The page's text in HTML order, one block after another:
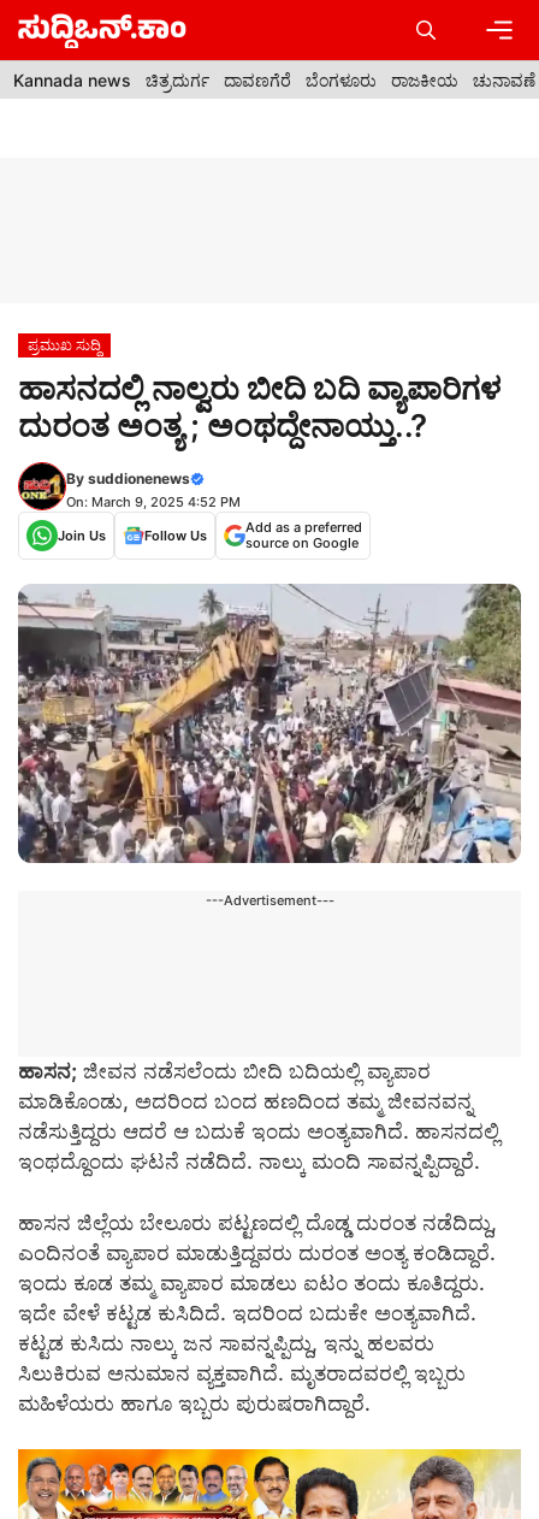
Skip
content
Kannada news ಚಿತ್ರದುರ್ಗ ದಾವಣಗೆರೆ ಬೆಂಗಳೂರು ರಾಜಕೀಯ ಚುನಾವಣೆ
ಪ್ರಮುಖ ಸುದ್ದಿ
ಹಾಸನದಲ್ಲಿ ನಾಲ್ವರು ಬೀದಿ ಬದಿ ವ್ಯಾಪಾರಿಗಳ
ದುರಂತ ಅಂತ್ಯ ; ಅಂಥದ್ದೇನಾಯ್ತು..?
By suddionenews
On: March 9, 2025 4:52 PM
Join Us
Follow Us
Add as a preferred
source on Google
---Advertisement---
ಹಾಸನ; ಜೀವನ ನಡೆಸಲೆಂದು ಬೀದಿ ಬದಿಯಲ್ಲಿ ವ್ಯಾಪಾರ
ಮಾಡಿಕೊಂಡು, ಅದರಿಂದ ಬಂದ ಹಣದಿಂದ ತಮ್ಮ ಜೀವನವನ್ನ
ನಡೆಸುತ್ತಿದ್ದರು ಆದರೆ ಆ ಬದುಕೆ ಇಂದು ಅಂತ್ಯವಾಗಿದೆ. ಹಾಸನದಲ್ಲಿ
ಇಂಥದ್ದೊಂದು ಘಟನೆ ನಡೆದಿದೆ. ನಾಲ್ಕು ಮಂದಿ ಸಾವನ್ನಪ್ಪಿದ್ದಾರೆ.
ಹಾಸನ ಜಿಲ್ಲೆಯ ಬೇಲೂರು ಪಟ್ಟಣದಲ್ಲಿ ದೊಡ್ಡ ದುರಂತ ನಡೆದಿದ್ದು,
ಎಂದಿನಂತೆ ವ್ಯಾಪಾರ ಮಾಡುತ್ತಿದ್ದವರು ದುರಂತ ಅಂತ್ಯ ಕಂಡಿದ್ದಾರೆ.
ಇಂದು ಕೂಡ ತಮ್ಮ ವ್ಯಾಪಾರ ಮಾಡಲು ಐಟಂ ತಂದು ಕೂತಿದ್ದರು.
ಇದೇ ವೇಳೆ ಕಟ್ಟಡ ಕುಸಿದಿದೆ. ಇದರಿಂದ ಬದುಕೇ ಅಂತ್ಯವಾಗಿದೆ.
ಕಟ್ಟಡ ಕುಸಿದು ನಾಲ್ಕು ಜನ ಸಾವನ್ನಪ್ಪಿದ್ದು, ಇನ್ನು ಹಲವರು
ಸಿಲುಕಿರುವ ಅನುಮಾನ ವ್ಯಕ್ತವಾಗಿದೆ. ಮೃತರಾದವರಲ್ಲಿ ಇಬ್ಬರು
ಮಹಿಳೆಯರು ಹಾಗೂ ಇಬ್ಬರು ಪುರುಷರಾಗಿದ್ದಾರೆ.